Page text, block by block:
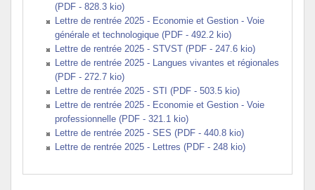
(PDF - 828.3 kio)
Lettre de rentrée 2025 - Economie et Gestion - Voie
générale et technologique (PDF - 492.2 kio)
Lettre de rentrée 2025 - STVST (PDF - 247.6 kio)
Lettre de rentrée 2025 - Langues vivantes et régionales
(PDF - 272.7 kio)
Lettre de rentrée 2025 - STI (PDF - 503.5 kio)
Lettre de rentrée 2025 - Economie et Gestion - Voie
professionnelle (PDF - 321.1 kio)
Lettre de rentrée 2025 - SES (PDF - 440.8 kio)
Lettre de rentrée 2025 - Lettres (PDF - 248 kio)